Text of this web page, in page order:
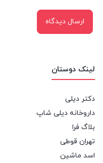
لینک دوستان
دکتر دیلی
داروخانه دیلی شاپ
بلاگ فرا
تهران قوطی
اسد ماشین